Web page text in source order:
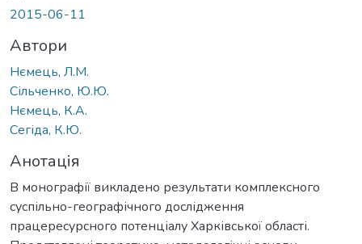
2015-06-11
Автори
Нємець, Л.М.
Сільченко, Ю.Ю.
Нємець, К.А.
Сегіда, К.Ю.
Анотація
В монографії викладено результати комплексного
суспільно-географічного дослідження
працересурсного потенціалу Харківської області.